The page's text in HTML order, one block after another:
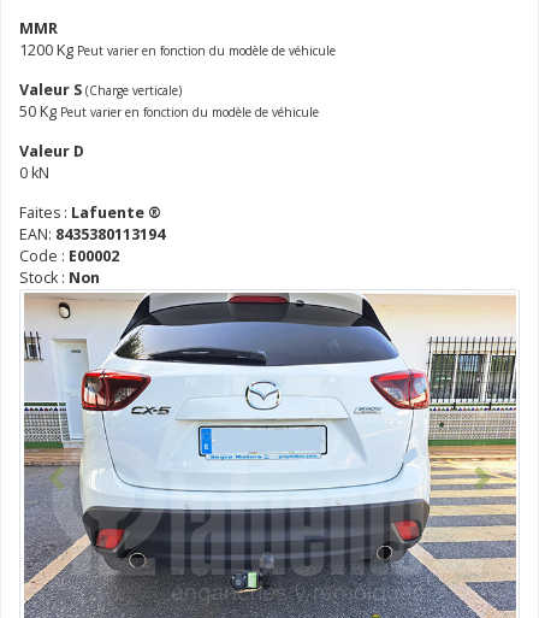
MMR
1200 Kg Peut varier en fonction du modèle de véhicule
Valeur S (Charge verticale)
50 Kg Peut varier en fonction du modèle de véhicule
Valeur D
0 kN
Faites : Lafuente ®
EAN: 8435380113194
Code : E00002
Stock : Non
Antérieur Suivant